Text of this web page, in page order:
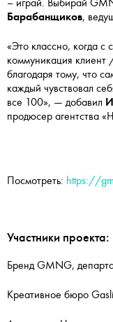
Барабанщиков,
«Это классно, когда с
коммуникация
благодаря тому, что
каждый чувствовал
все 100», — добавил
продюсер агентства
Посмотреть: https://
Участники проекта:
Бренд GMNG,
Креативное бюро